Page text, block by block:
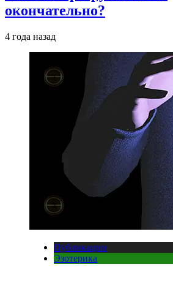
окончательно?
4 года назад
Публикации
Эзотерика